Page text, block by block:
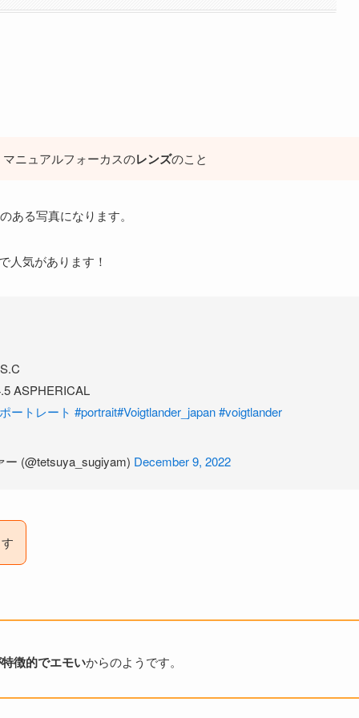
ニュアルフォーカスのレンズのこと
ある写真になります。
人気があります！
ASPHERICAL
ートレート #portrait#Voigtlander_japan#voigtlander
(@tetsuya_sugiyam) December 9, 2022
徴的でエモいからのようです。